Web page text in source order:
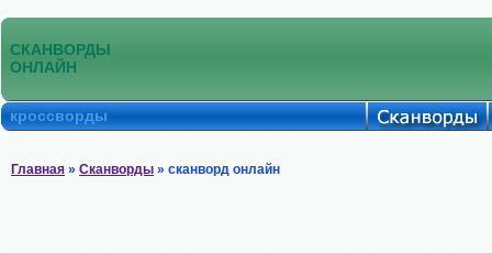
СКАНВОРДЫ
ОНЛАЙН
кроссворды
Главная » Сканворды » сканворд онлайн